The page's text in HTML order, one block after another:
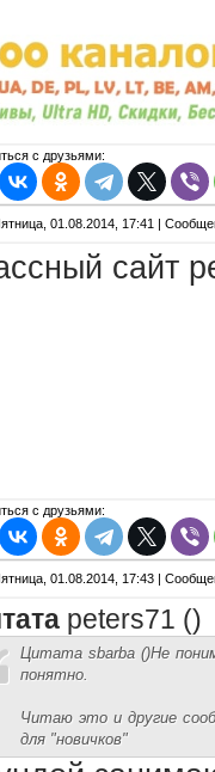
с друзьями:
01.08.2014, 17:41 |
сайт
с друзьями:
01.08.2014, 17:43 |
peters71 ()
Цитата sbarba ()Не
понятно.
Читаю это и другие
для "новичков"